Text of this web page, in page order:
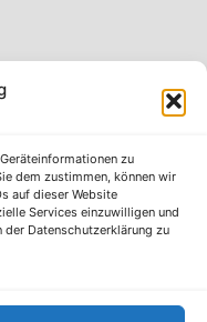
zu
dem zustimmen, können wir
auf dieser Website
Services einzuwilligen und
Datenschutzerklärung zu
Dann ist unser
Die beiden
erfahren Sie